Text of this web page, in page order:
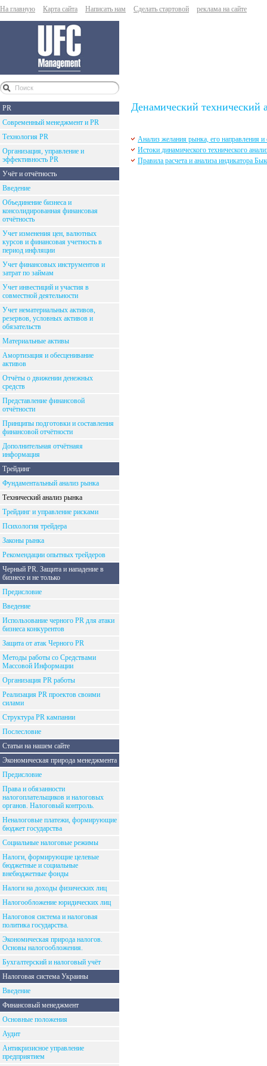
На главную Карта сайта Написать нам Сделать стартовой реклама на сайте
PR
Современный менеджмент и PR
Технология PR
Организация, управление и
эффективность PR
Учёт и отчётность
Введение
Объединение бизнеса и
консолидированная финансовая
отчётность
Учет изменения цен, валютных
курсов и финансовая учетность в
период инфляции
Учет финансовых инструментов и
затрат по займам
Учет инвестиций и участия в
совместной деятельности
Учет нематериальных активов,
резервов, условных активов и
обязательств
Материальные активы
Амортизация и обесценивание
активов
Отчёты о движении денежных
средств
Представление финансовой
отчётности
Принципы подготовки и составления
финансовой отчётности
Дополнительная отчётнаяя
информация
Трейдинг
Фундаментальный анализ рынка
Технический анализ рынка
Трейдинг и управление рисками
Психология трейдера
Законы рынка
Рекомендации опытных трейдеров
Черный PR. Защита и нападение в
бизнесе и не только
Предисловие
Введение
Использование черного PR для атаки
бизнеса конкурентов
Защита от атак Черного PR
Методы работы со Средствами
Массовой Информации
Организация PR работы
Реализация PR проектов своими
силами
Структура PR кампании
Послесловие
Статьи на нашем сайте
Экономическая природа менеджмента
Предисловие
Права и обязанности
налогоплательщиков и налоговых
органов. Налоговый контроль.
Неналоговые платежи, формирующие
бюджет государства
Социальные налоговые режимы
Налоги, формирующие целевые
бюджетные и социальные
внебюджетные фонды
Налоги на доходы физических лиц
Налогообложение юридических лиц
Налоговоя система и налоговая
политика государства.
Экономическая природа налогов.
Основы налогообложения.
Бухгалтерский и налоговый учёт
Налоговая система Украины
Введение
Финансовый менеджмент
Основные положения
Аудит
Антикризисное управление
предприятием
Денамический технический
Анализ желания рынка, его направления и
Истоки динамического технического
Правила расчета и анализа индикатора